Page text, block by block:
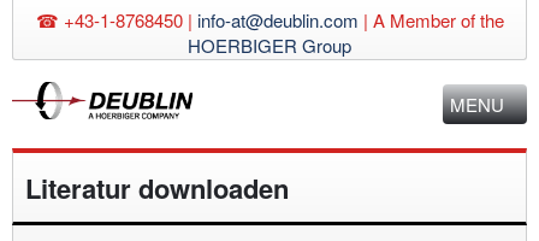
☎ +43-1-8768450 | info-at@deublin.com | A Member of the
HOERBIGER Group
MENU
Literatur downloaden